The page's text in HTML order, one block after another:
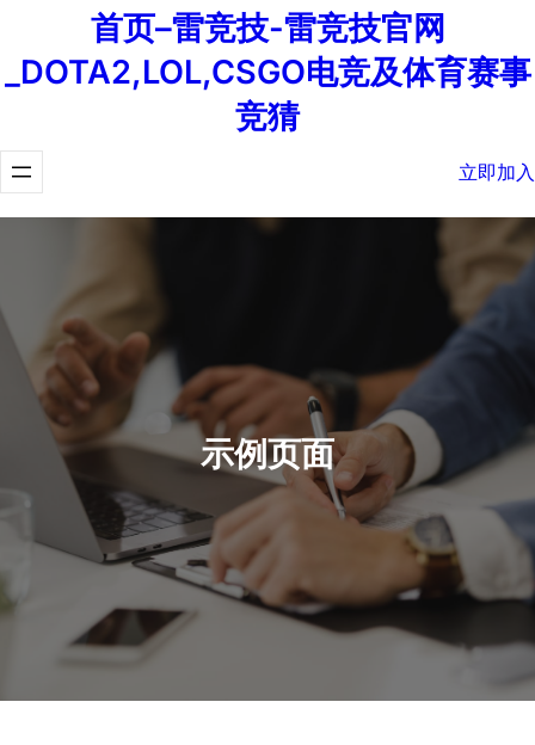
首页–雷竞技-雷竞技官网
_DOTA2,LOL,CSGO电竞及体育赛事
竞猜
立即加入
示例页面